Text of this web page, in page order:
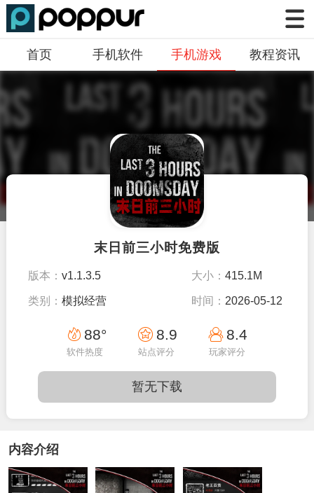
首页 手机软件 手机游戏 教程资讯
末日前三小时免费版
版本：v1.1.3.5 大小：415.1M
类别：模拟经营 时间： 2026-05-12
15:44:12
88°
软件热度
8.9
站点评分
8.4
玩家评分
暂无下载
内容介绍